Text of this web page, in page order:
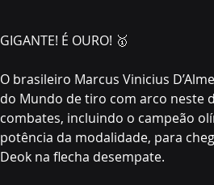
GIGANTE! É OURO! 🥇
O brasileiro Marcus Vinicius
do Mundo de tiro com arco neste
combates, incluindo o campeão
potência da modalidade, para
Deok na flecha desempate.